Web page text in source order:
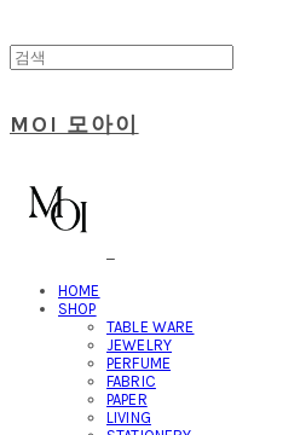
MOI 모아이
HOME
SHOP
TABLE WARE
JEWELRY
PERFUME
FABRIC
PAPER
LIVING